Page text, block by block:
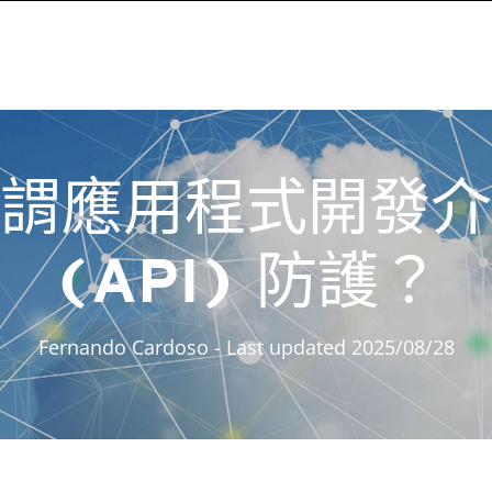
應用程式開發
(API) 防護？
Fernando Cardoso - Last updated 2025/08/28